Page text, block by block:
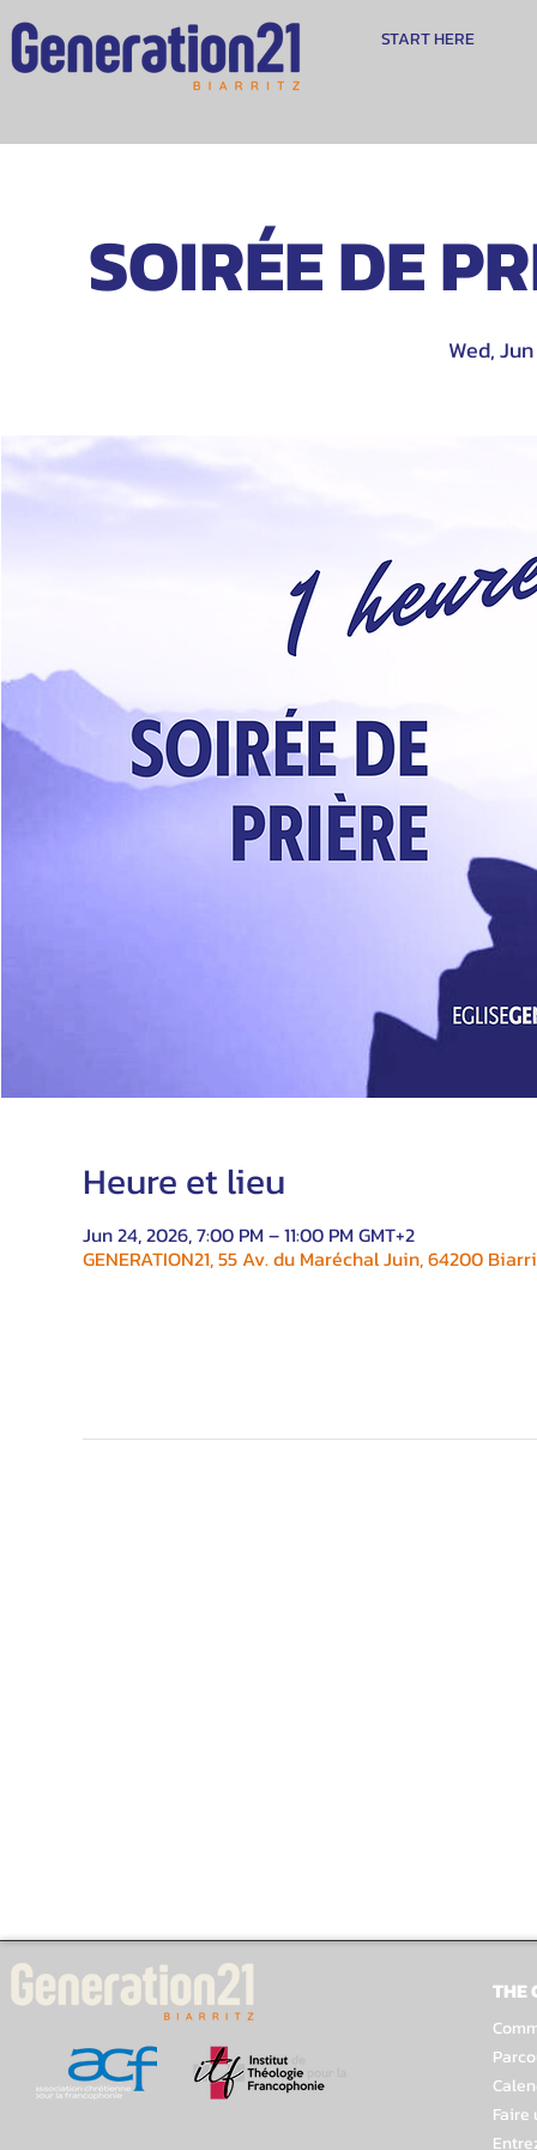
START HERE
SOIRÉE DE
Wed,
Heure et lieu
Jun 24, 2026, 7:00 PM – 11:00 PM GMT+2
GENERATION21, 55 Av. du Maréchal Juin, 64200
THE
Faire